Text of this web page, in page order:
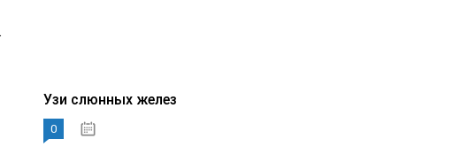
Узи слюнных желез
0